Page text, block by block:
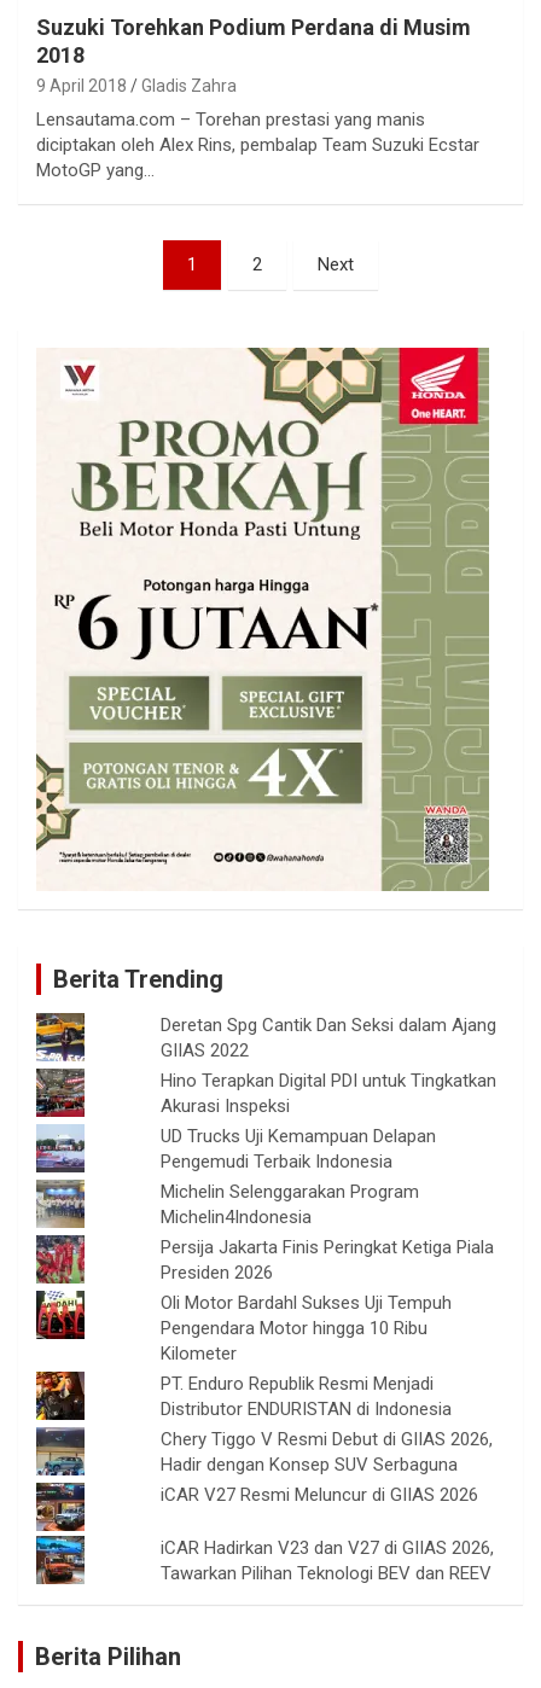
Suzuki Torehkan Podium Perdana di Musim
2018
9 April 2018 Gladis Zahra
Lensautama.com – Torehan prestasi yang manis
diciptakan oleh Alex Rins, pembalap Team Suzuki Ecstar
MotoGP yang…
1 2 Next
Berita Trending
Deretan Spg Cantik Dan Seksi dalam Ajang
GIIAS 2022
Hino Terapkan Digital PDI untuk Tingkatkan
Akurasi Inspeksi
UD Trucks Uji Kemampuan Delapan
Pengemudi Terbaik Indonesia
Michelin Selenggarakan Program
Michelin4Indonesia
Persija Jakarta Finis Peringkat Ketiga Piala
Presiden 2026
Oli Motor Bardahl Sukses Uji Tempuh
Pengendara Motor hingga 10 Ribu
Kilometer
PT. Enduro Republik Resmi Menjadi
Distributor ENDURISTAN di Indonesia
Chery Tiggo V Resmi Debut di GIIAS 2026,
Hadir dengan Konsep SUV Serbaguna
iCAR V27 Resmi Meluncur di GIIAS 2026
iCAR Hadirkan V23 dan V27 di GIIAS 2026,
Tawarkan Pilihan Teknologi BEV dan REEV
Berita Pilihan